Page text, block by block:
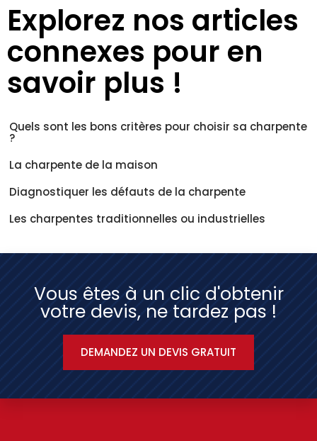
Explorez nos articles
connexes pour en
savoir plus !
Quels sont les bons critères pour choisir sa charpente
?
La charpente de la maison
Diagnostiquer les défauts de la charpente
Les charpentes traditionnelles ou industrielles
Vous êtes à un clic d'obtenir
votre devis, ne tardez pas !
DEMANDEZ UN DEVIS GRATUIT